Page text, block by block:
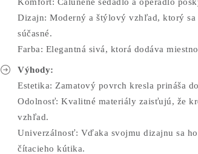
Dizajn: Moderný a štýlový vzhľad, ktorý
súčasné.
Farba: Elegantná sivá, ktorá dodáva
Výhody:
Estetika: Zamatový povrch kresla prináša
Odolnosť: Kvalitné materiály zaisťujú, že
vzhľad.
Univerzálnosť: Vďaka svojmu dizajnu sa
čítacieho kútika.